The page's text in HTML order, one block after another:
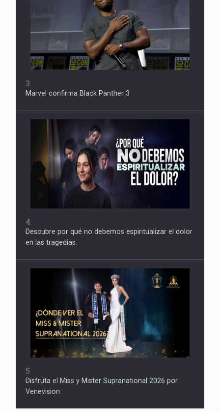
3
Marvel confirma Black Panther 3
4
Descubre por qué no debemos espiritualizar el dolor
en las tragedias.
5
Disfruta el Miss y Mister Supranational 2026 por
Venevision